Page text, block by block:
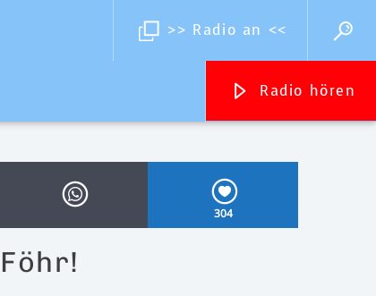
>> Radio an <<
Radio hören
304